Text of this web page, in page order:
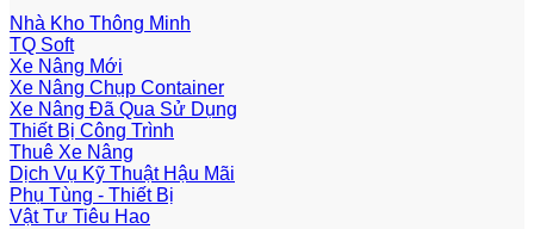
Nhà Kho Thông Minh
TQ Soft
Xe Nâng Mới
Xe Nâng Chụp Container
Xe Nâng Đã Qua Sử Dụng
Thiết Bị Công Trình
Thuê Xe Nâng
Dịch Vụ Kỹ Thuật Hậu Mãi
Phụ Tùng - Thiết Bị
Vật Tư Tiêu Hao